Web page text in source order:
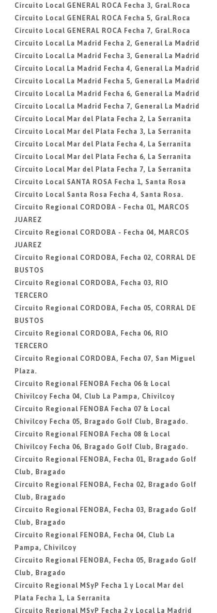
Circuito Local GENERAL ROCA Fecha 3, Gral.Roca
Circuito Local GENERAL ROCA Fecha 5, Gral.Roca
Circuito Local GENERAL ROCA Fecha 7, Gral.Roca
Circuito Local La Madrid Fecha 2, General La Madrid
Circuito Local La Madrid Fecha 3, General La Madrid
Circuito Local La Madrid Fecha 4, General La Madrid
Circuito Local La Madrid Fecha 5, General La Madrid
Circuito Local La Madrid Fecha 6, General La Madrid
Circuito Local La Madrid Fecha 7, General La Madrid
Circuito Local Mar del Plata Fecha 2, La Serranita
Circuito Local Mar del Plata Fecha 3, La Serranita
Circuito Local Mar del Plata Fecha 4, La Serranita
Circuito Local Mar del Plata Fecha 6, La Serranita
Circuito Local Mar del Plata Fecha 7, La Serranita
Circuito Local SANTA ROSA Fecha 1, Santa Rosa
Circuito Local Santa Rosa Fecha 4, Santa Rosa.
Circuito Regional CORDOBA - Fecha 01, MARCOS
JUAREZ
Circuito Regional CORDOBA - Fecha 04, MARCOS
JUAREZ
Circuito Regional CORDOBA, Fecha 02, CORRAL DE
BUSTOS
Circuito Regional CORDOBA, Fecha 03, RIO
TERCERO
Circuito Regional CORDOBA, Fecha 05, CORRAL DE
BUSTOS
Circuito Regional CORDOBA, Fecha 06, RIO
TERCERO
Circuito Regional CORDOBA, Fecha 07, San Miguel
Plaza.
Circuito Regional FENOBA Fecha 06 & Local
Chivilcoy Fecha 04, Club La Pampa, Chivilcoy
Circuito Regional FENOBA Fecha 07 & Local
Chivilcoy Fecha 05, Bragado Golf Club, Bragado.
Circuito Regional FENOBA Fecha 08 & Local
Chivilcoy Fecha 06, Bragado Golf Club, Bragado.
Circuito Regional FENOBA, Fecha 01, Bragado Golf
Club, Bragado
Circuito Regional FENOBA, Fecha 02, Bragado Golf
Club, Bragado
Circuito Regional FENOBA, Fecha 03, Bragado Golf
Club, Bragado
Circuito Regional FENOBA, Fecha 04, Club La
Pampa, Chivilcoy
Circuito Regional FENOBA, Fecha 05, Bragado Golf
Club, Bragado
Circuito Regional MSyP Fecha 1 y Local Mar del
Plata Fecha 1, La Serranita
Circuito Regional MSyP Fecha 2 y Local La Madrid